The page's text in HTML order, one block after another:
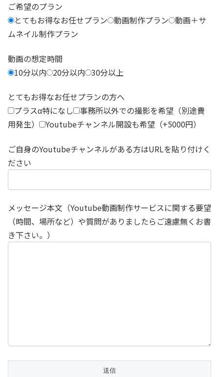
ご希望のプラン
とてもお得なお任せプラン 動画制作プラン 動画＋サ
ムネイル制作プラン
動画の想定時間
10分以内
20分以内 30分以上
とてもお得なお任せプランの方へ
プラスα特になし
事務所以外での撮影を希望（別途費
用発生）
Youtubeチャンネル開設も希望（+5000円）
ご自身のYoutubeチャンネルがある方はURLを貼り付けく
ださい
メッセージ本文（Youtube動画制作サービスに関する要望
（時間、場所など）や質問がありましたらご遠慮無くお書
き下さい。）